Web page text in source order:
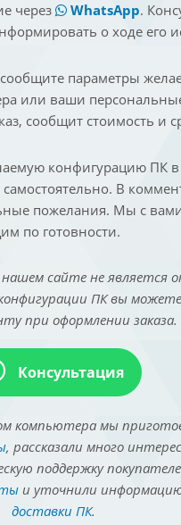
через
WhatsApp.
о ходе его
параметры
или ваши
сообщит стоимость и
конфигурацию ПК в
В
пожелания. Мы с
по готовности.
сайте не является
ПК вы
при оформлении заказа.
Консультация
компьютера мы
, рассказали много
поддержку
и уточнили
доставки ПК.